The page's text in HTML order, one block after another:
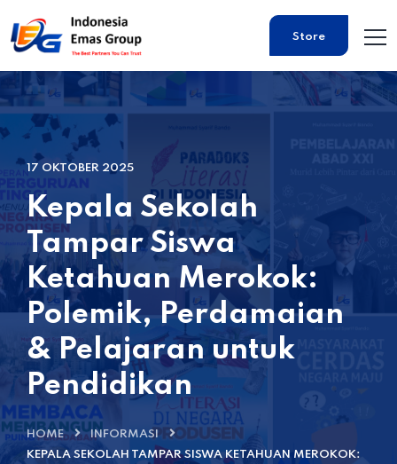
Store
17 OKTOBER 2025
Kepala Sekolah
Tampar Siswa
Ketahuan Merokok:
Polemik, Perdamaian
& Pelajaran untuk
Pendidikan
HOME
INFORMASI
KEPALA SEKOLAH TAMPAR SISWA KETAHUAN MEROKOK: